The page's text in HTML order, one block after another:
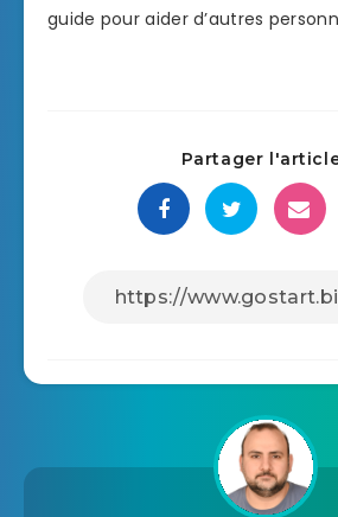
guide pour aider d’autres
Partager